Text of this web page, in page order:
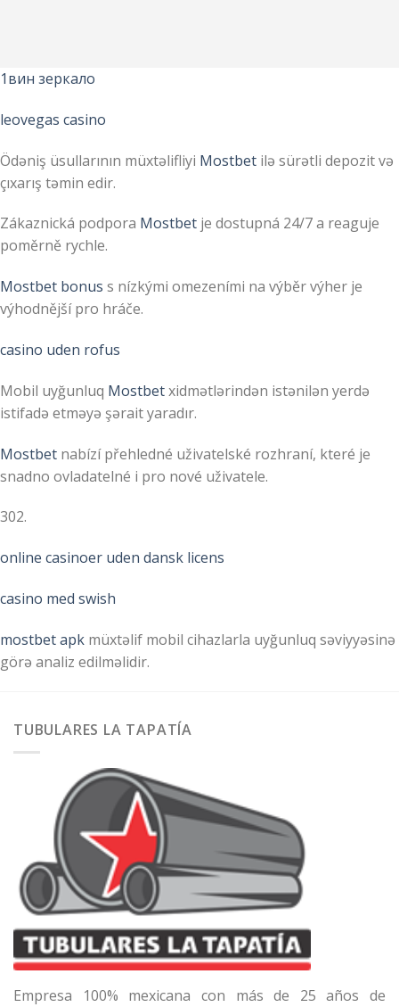
1вин зеркало
leovegas casino
Ödəniş üsullarının müxtəlifliyi Mostbet ilə sürətli depozit və
çıxarış təmin edir.
Zákaznická podpora Mostbet je dostupná 24/7 a reaguje
poměrně rychle.
Mostbet bonus s nízkými omezeními na výběr výher je
výhodnější pro hráče.
casino uden rofus
Mobil uyğunluq Mostbetxidmətlərindən istənilən yerdə
istifadə etməyə şərait yaradır.
Mostbet nabízí přehledné uživatelské rozhraní, které je
snadno ovladatelné i pro nové uživatele.
302.
online casinoer uden dansk licens
casino med swish
mostbet apk müxtəlif mobil cihazlarla uyğunluq səviyyəsinə
görə analiz edilməlidir.
TUBULARES LA TAPATÍA
Empresa 100% mexicana con más de 25 años de